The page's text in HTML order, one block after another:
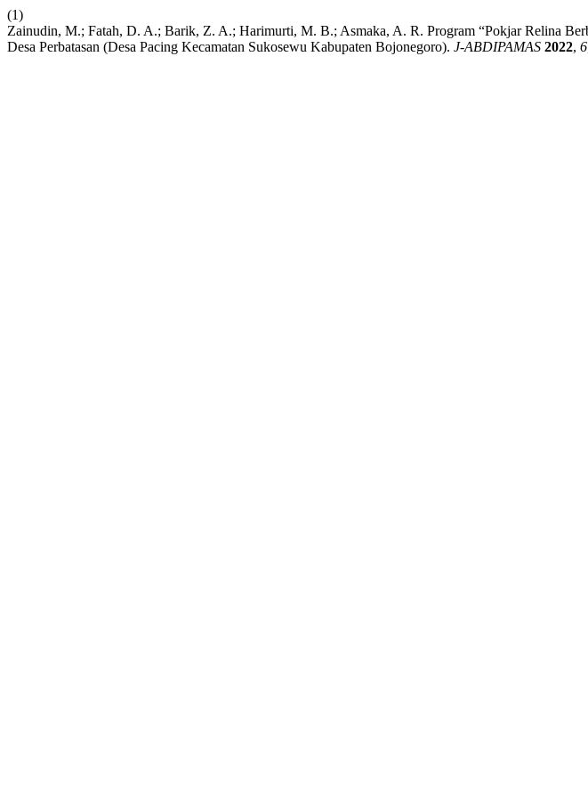
(1)
Zainudin, M.; Fatah, D. A.; Barik, Z. A.; Harimurti, M. B.; Asmaka, A. R. Program “Pokjar Relina
Desa Perbatasan (Desa Pacing Kecamatan Sukosewu Kabupaten Bojonegoro). J-ABDIPAMAS 2022, 6